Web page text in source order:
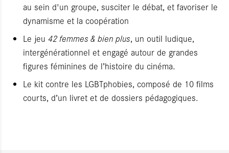
au sein d'un groupe, susciter le débat, et favoriser le
dynamisme et la coopération
Le jeu 42 femmes & bien plus, un outil ludique,
intergénérationnel et engagé autour de grandes
figures féminines de l’histoire du cinéma.
Le kit contre les LGBTphobies, composé de 10 films
courts, d’un livret et de dossiers pédagogiques.